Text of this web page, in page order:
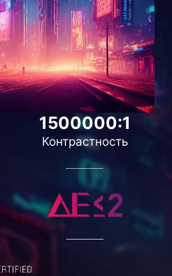
1500000:1
Контрастность